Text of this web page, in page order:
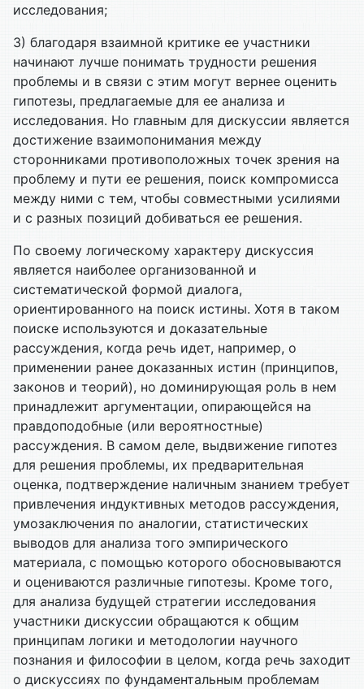
исследования;
3) благодаря взаимной критике ее участники
начинают лучше понимать трудности решения
проблемы и в связи с этим могут вернее оценить
гипотезы, предлагаемые для ее анализа и
исследования. Но главным для дискуссии является
достижение взаимопонимания между
сторонниками противоположных точек зрения на
проблему и пути ее решения, поиск компромисса
между ними с тем, чтобы совместными усилиями
и с разных позиций добиваться ее решения.
По своему логическому характеру дискуссия
является наиболее организованной и
систематической формой диалога,
ориентированного на поиск истины. Хотя в таком
поиске используются и доказательные
рассуждения, когда речь идет, например, о
применении ранее доказанных истин (принципов,
законов и теорий), но доминирующая роль в нем
принадлежит аргументации, опирающейся на
правдоподобные (или вероятностные)
рассуждения. В самом деле, выдвижение гипотез
для решения проблемы, их предварительная
оценка, подтверждение наличным знанием требует
привлечения индуктивных методов рассуждения,
умозаключения по аналогии, статистических
выводов для анализа того эмпирического
материала, с помощью которого обосновываются
и оцениваются различные гипотезы. Кроме того,
для анализа будущей стратегии исследования
участники дискуссии обращаются к общим
принципам логики и методологии научного
познания и философии в целом, когда речь заходит
о дискуссиях по фундаментальным проблемам